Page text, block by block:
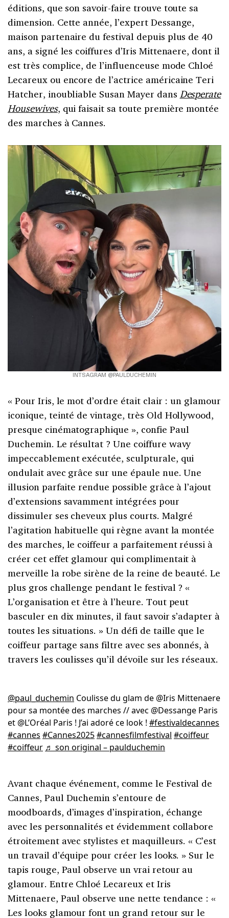
éditions, que son savoir-faire trouve toute sa
dimension. Cette année, l’expert Dessange,
maison partenaire du festival depuis plus de 40
ans, a signé les coiffures d’Iris Mittenaere, dont il
est très complice, de l’influenceuse mode Chloé
Lecareux ou encore de l’actrice américaine Teri
Hatcher, inoubliable Susan Mayer dans Desperate
Housewives, qui faisait sa toute première montée
des marches à Cannes.
INTSAGRAM @PAULDUCHEMIN
« Pour Iris, le mot d’ordre était clair : un glamour
iconique, teinté de vintage, très Old Hollywood,
presque cinématographique », confie Paul
Duchemin. Le résultat ? Une coiffure wavy
impeccablement exécutée, sculpturale, qui
ondulait avec grâce sur une épaule nue. Une
illusion parfaite rendue possible grâce à l’ajout
d’extensions savamment intégrées pour
dissimuler ses cheveux plus courts. Malgré
l’agitation habituelle qui règne avant la montée
des marches, le coiffeur a parfaitement réussi à
créer cet effet glamour qui complimentait à
merveille la robe sirène de la reine de beauté. Le
plus gros challenge pendant le festival ? «
L’organisation et être à l’heure. Tout peut
basculer en dix minutes, il faut savoir s’adapter à
toutes les situations. » Un défi de taille que le
coiffeur partage sans filtre avec ses abonnés, à
travers les coulisses qu’il dévoile sur les réseaux.
@paul_duchemin Coulisse du glam de @Iris Mittenaere
pour sa montée des marches // avec @Dessange Paris
et @L’Oréal Paris ! J’ai adoré ce look ! #festivaldecannes
#cannes #Cannes2025#cannesfilmfestival #coiffeur
#coiffeur ♬ son original – paulduchemin
Avant chaque événement, comme le Festival de
Cannes, Paul Duchemin s’entoure de
moodboards, d’images d’inspiration, échange
avec les personnalités et évidemment collabore
étroitement avec stylistes et maquilleurs. « C’est
un travail d’équipe pour créer les looks. » Sur le
tapis rouge, Paul observe un vrai retour au
glamour. Entre Chloé Lecareux et Iris
Mittenaere, Paul observe une nette tendance : «
Les looks glamour font un grand retour sur le